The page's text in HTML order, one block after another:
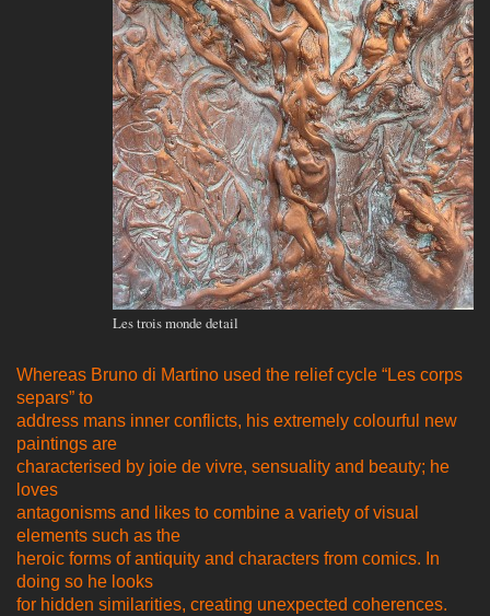
Les trois monde detail
Whereas Bruno di Martino used the relief cycle “Les corps
separs” to
address mans inner conflicts, his extremely colourful new
paintings are
characterised by joie de vivre, sensuality and beauty; he
loves
antagonisms and likes to combine a variety of visual
elements such as the
heroic forms of antiquity and characters from comics. In
doing so he looks
for hidden similarities, creating unexpected coherences.